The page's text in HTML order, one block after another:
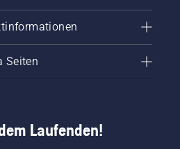
Seiten
Laufenden!